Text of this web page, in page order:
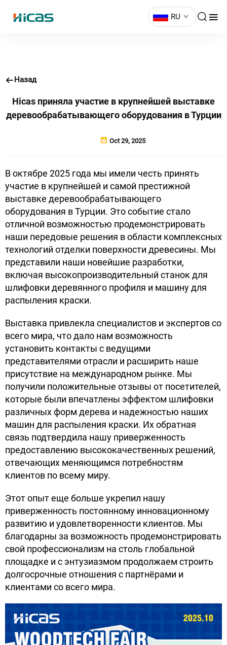
RU
Назад
Hicas приняла участие в крупнейшей выставке
деревообрабатывающего оборудования в Турции
Oct 29, 2025
В октябре 2025 года мы имели честь принять
участие в крупнейшей и самой престижной
выставке деревообрабатывающего
оборудования в Турции. Это событие стало
отличной возможностью продемонстрировать
наши передовые решения в области комплексных
технологий отделки поверхности древесины. Мы
представили наши новейшие разработки,
включая высокопроизводительный станок для
шлифовки деревянного профиля и машину для
распыления краски.
Выставка привлекла специалистов и экспертов со
всего мира, что дало нам возможность
установить контакты с ведущими
представителями отрасли и расширить наше
присутствие на международном рынке. Мы
получили положительные отзывы от посетителей,
которые были впечатлены эффектом шлифовки
различных форм дерева и надежностью наших
машин для распыления краски. Их обратная
связь подтвердила нашу приверженность
предоставлению высококачественных решений,
отвечающих меняющимся потребностям
клиентов по всему миру.
Этот опыт еще больше укрепил нашу
приверженность постоянному инновационному
развитию и удовлетворенности клиентов. Мы
благодарны за возможность продемонстрировать
свой профессионализм на столь глобальной
площадке и с энтузиазмом продолжаем строить
долгосрочные отношения с партнёрами и
клиентами со всего мира.